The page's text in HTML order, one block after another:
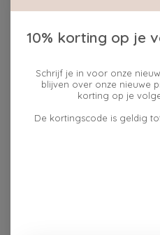
We gebruiken biologisch
chemicaliën bevat en niet
10% korting op je
Schrijf je in voor onze
blijven over onze nieuwe
korting op je
De kortingscode is geldig